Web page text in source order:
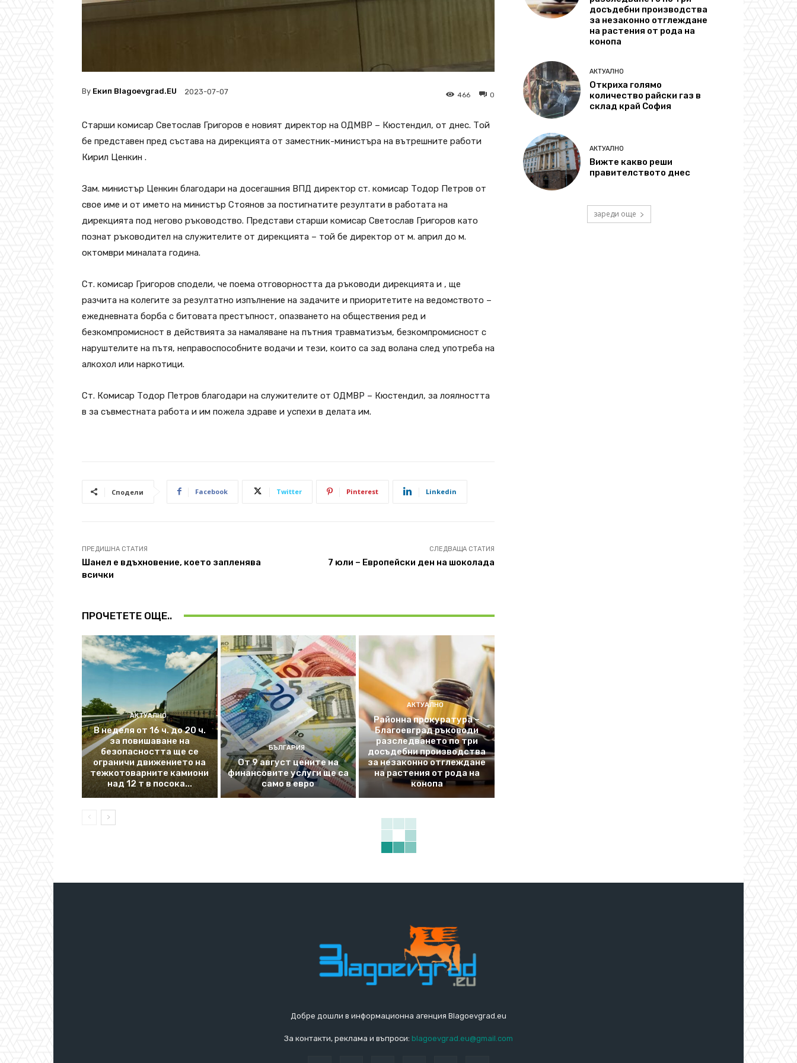
By Екип Blagoevgrad.EU 2023-07-07 0
466
Старши комисар Светослав Григоров е новият директор на ОДМВР – Кюстендил, от днес. Той
бе представен пред състава на дирекцията от заместник-министъра на вътрешните работи
Кирил Ценкин .
Зам. министър Ценкин благодари на досегашния ВПД директор ст. комисар Тодор Петров от
свое име и от името на министър Стоянов за постигнатите резултати в работата на
дирекцията под негово ръководство. Представи старши комисар Светослав Григоров като
познат ръководител на служителите от дирекцията – той бе директор от м. април до м.
октомври миналата година.
Ст. комисар Григоров сподели, че поема отговорността да ръководи дирекцията и , ще
разчита на колегите за резултатно изпълнение на задачите и приоритетите на ведомството –
ежедневната борба с битовата престъпност, опазването на обществения ред и
безкомпромисност в действията за намаляване на пътния травматизъм, безкомпромисност с
наруштелите на пътя, неправоспособните водачи и тези, които са зад волана след употреба на
алкохол или наркотици.
Ст. Комисар Тодор Петров благодари на служителите от ОДМВР – Кюстендил, за лоялността
в за съвместната работа и им пожела здраве и успехи в делата им.
Сподели Facebook Twitter Pinterest Linkedin
ПРЕДИШНА СТАТИЯ
Шанел е вдъхновение, което запленява
всички
СЛЕДВАЩА СТАТИЯ
7 юли – Европейски ден на шоколада
ПРОЧЕТЕТЕ ОЩЕ..
АКТУАЛНО
В неделя от 16 ч. до 20 ч.
за повишаване на
безопасността ще се
ограничи движението на
тежкотоварните камиони
над 12 т в посока...
БЪЛГАРИЯ
От 9 август цените на
финансовите услуги ще са
само в евро
АКТУАЛНО
Районна прокуратура –
Благоевград ръководи
разследването по три
досъдебни производства
за незаконно отглеждане
на растения от рода на
конопа
досъдебни производства
за незаконно отглеждане
на растения от рода на
конопа
АКТУАЛНО
Откриха голямо
количество райски газ в
склад край София
АКТУАЛНО
Вижте какво реши
правителството днес
зареди още
Добре дошли в информационна агенция Blagoevgrad.eu
За контакти, реклама и въпроси: blagoevgrad.eu@gmail.com